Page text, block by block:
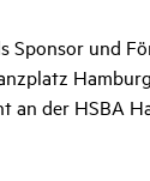
und
der HSBA